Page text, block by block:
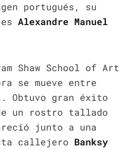
portugués, su
Alexandre Manuel
Shaw School of Art
se mueve entre
Obtuvo gran éxito
un rostro tallado
junto a una
callejero Banksy